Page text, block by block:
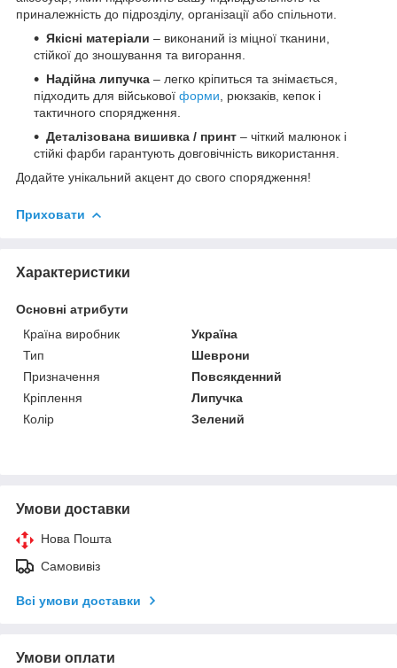
приналежність до підрозділу, організації або спільноти.
Якісні матеріали – виконаний із міцної тканини,
стійкої до зношування та вигорання.
Надійна липучка – легко кріпиться та знімається,
підходить для військової форми , рюкзаків, кепок і
тактичного спорядження.
Деталізована вишивка / принт – чіткий малюнок і
стійкі фарби гарантують довговічність використання.
Додайте унікальний акцент до свого спорядження!
Приховати
Характеристики
Основні атрибути
Країна виробник
Україна
Тип
Шеврони
Призначення
Повсякденний
Кріплення
Липучка
Колір
Зелений
Умови доставки
Нова Пошта
Самовивіз
Всі умови доставки
Умови оплати